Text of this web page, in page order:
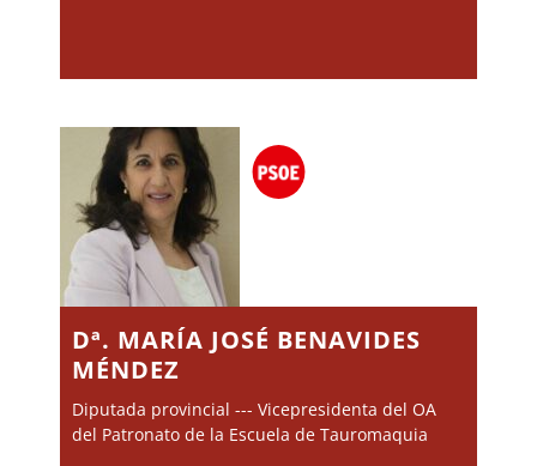
Dª. MARÍA JOSÉ BENAVIDES
MÉNDEZ
Diputada provincial --- Vicepresidenta del OA
del Patronato de la Escuela de Tauromaquia